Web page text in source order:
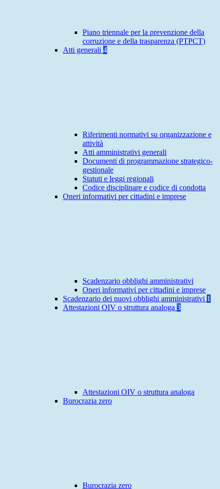
Piano triennale per la prevenzione della
corruzione e della trasparenza (PTPCT)
Atti generali 4
Riferimenti normativi su organizzazione e
attività
Atti amministrativi generali
Documenti di programmazione strategico-
gestionale
Statuti e leggi regionali
Codice disciplinare e codice di condotta
Oneri informativi per cittadini e imprese
Scadenzario obblighi amministrativi
Oneri informativi per cittadini e imprese
Scadenzario dei nuovi obblighi amministrativi 1
Attestazioni OIV o struttura analoga 3
Attestazioni OIV o struttura analoga
Burocrazia zero
Burocrazia zero